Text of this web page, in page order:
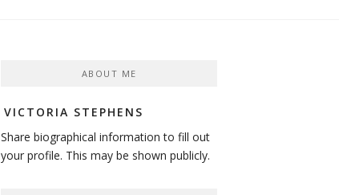
ABOUT ME
VICTORIA STEPHENS
Share biographical information to fill out
your profile. This may be shown publicly.